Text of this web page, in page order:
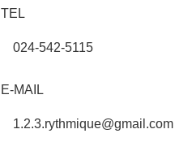
TEL
024-542-5115
E-MAIL
1.2.3.rythmique@gmail.com